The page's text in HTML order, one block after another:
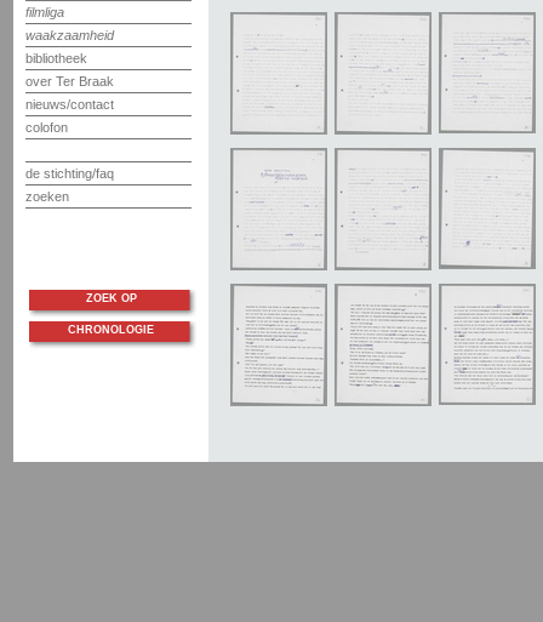
filmliga
waakzaamheid
bibliotheek
over Ter Braak
nieuws/contact
colofon
de stichting/faq
zoeken
ZOEK OP
CHRONOLOGIE